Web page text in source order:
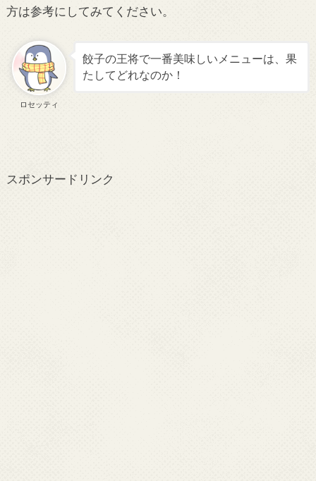
方は参考にしてみてください。
ロセッティ
餃子の王将で一番美味しいメニューは、果
たしてどれなのか！
スポンサードリンク